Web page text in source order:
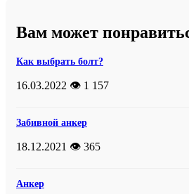
Вам может
Как выбрать болт?
16.03.2022 👁️ 1 157
Забивной анкер
18.12.2021 👁️ 365
Анкер